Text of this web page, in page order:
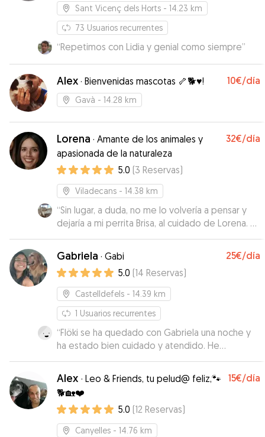
Sant Vicenç dels Horts - 14.23 km
73 Usuarios recurrentes
“Repetimos con Lidia y genial como siempre”
Alex · Bienvenidas mascotas 🦴🐕♥️! 10€/día
Gavà - 14.28 km
Lorena · Amante de los animales y
apasionada de la naturaleza
32€/día
5.0 (3 Reservas)
Viladecans - 14.38 km
“Sin lugar, a duda, no me lo volvería a pensar y
dejaría a mi perrita Brisa, al cuidado de Lorena. Es
una persona muy educada, muy cariñosa y con
conocimientos sobre los animales. Para mi perro
no ha sido nada traumático, al contrario, han sido
una verdaderas vacaciones. Volveré a repetir,
porque estoy encantada con Lorena, y sobre
todo, Brisa siente que ha hecho una nueva
amiga.”
Gabriela · Gabi 25€/día
5.0 (14 Reservas)
Castelldefels - 14.39 km
1 Usuarios recurrentes
“Flöki se ha quedado con Gabriela una noche y
ha estado bien cuidado y atendido. He
mantenido contactos con ella en todo
momento. La recomendaría para cuidar a tu
peludo.”
Alex · Leo & Friends, tu pelud@ feliz,🐾
🐕🏡❤️
15€/día
5.0 (12 Reservas)
Canyelles - 14.76 km